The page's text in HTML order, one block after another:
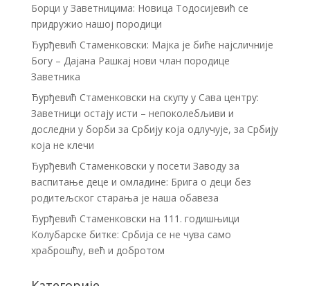
Борци у Заветницима: Новица Тодосијевић се
придружио нашој породици
Ђурђевић Стаменковски: Мајка је биће најсличније
Богу – Дајана Рашкај нови члан породице
Заветника
Ђурђевић Стаменковски на скупу у Сава центру:
Заветници остају исти – непоколебљиви и
доследни у борби за Србију која одлучује, за Србију
која не клечи
Ђурђевић Стаменковски у посети Заводу за
васпитање деце и омладине: Брига о деци без
родитељског старања је наша обавеза
Ђурђевић Стаменковски на 111. годишњици
Колубарске битке: Србија се не чува само
храброшћу, већ и добротом